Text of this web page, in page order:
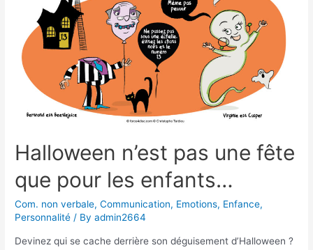
Halloween n’est pas une fête
que pour les enfants…
Com. non verbale,Communication, Emotions, Enfance,
Personnalité / Byadmin2664
Devinez qui se cache derrière son déguisement d’Halloween ?